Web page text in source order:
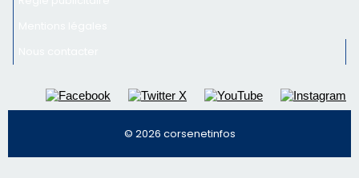
© 2026 corsenetinfos